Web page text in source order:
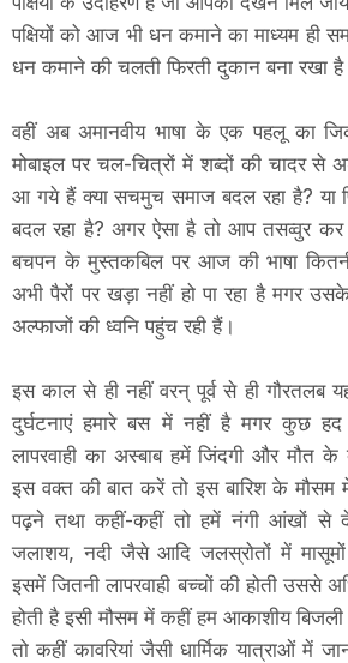
पक्षियों को आज भी धन कमाने का माध्यम ही
धन कमाने की चलती फिरती दुकान बना रखा
वहीं अब अमानवीय भाषा के एक पहलू का
मोबाइल पर चल-चित्रों में शब्दों की चादर से
आ गये हैं क्या सचमुच समाज बदल रहा है? या
बदल रहा है? अगर ऐसा है तो आप तसव्वुर
बचपन के मुस्तकबिल पर आज की भाषा कितनी
अभी पैरोंं पर खड़ा नहीं हो पा रहा है मगर
अल्फाजों की ध्वनि पहुंच रही हैं।
इस काल से ही नहीं वरन् पूर्व से ही गौरतलब
दुर्घटनाएं हमारे बस में नहीं है मगर कुछ हद
लापरवाही का अस्बाब हमें जिंदगी और मौत
इस वक्त की बात करें तो इस बारिश के मौसम
पढ़ने तथा कहीं-कहीं तो हमें नंगी आंखों से
जलाशय, नदी जैसे आदि जलस्रोतों में
इसमें जितनी लापरवाही बच्चों की होती उससे
होती है इसी मौसम में कहीं हम आकाशीय
तो कहीं कावरियां जैसी धार्मिक यात्राओं में